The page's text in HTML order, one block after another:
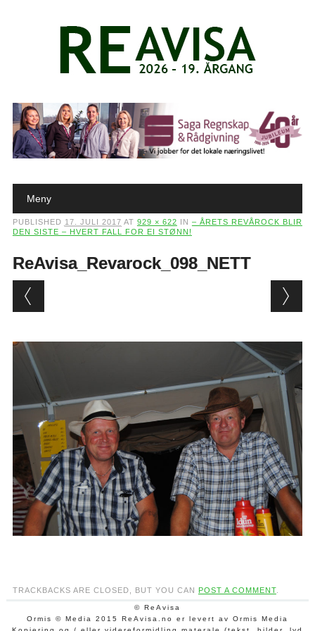
Main menu
Meny
PUBLISHED 17. JULI 2017 AT 929 × 622 IN – ÅRETS REVÅROCK BLIR
DEN SISTE – HVERT FALL FOR EI STØNN!
ReAvisa_Revarock_098_NETT
TRACKBACKS ARE CLOSED, BUT YOU CAN POST A COMMENT.
© ReAvisa
Ormis © Media 2015 ReAvisa.no er levert av Ormis Media